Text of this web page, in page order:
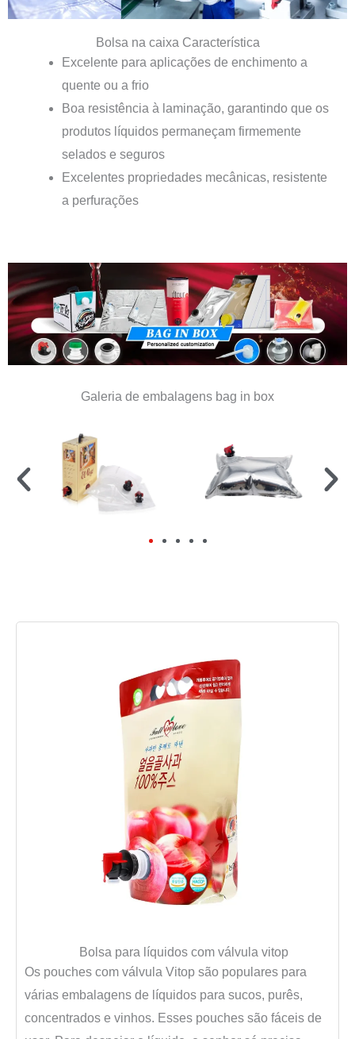
Bolsa na caixa Característica
Excelente para aplicações de enchimento a
quente ou a frio
Boa resistência à laminação, garantindo que os
produtos líquidos permaneçam firmemente
selados e seguros
Excelentes propriedades mecânicas, resistente
a perfurações
Galeria de embalagens bag in box
Bolsa para líquidos com válvula vitop
Os pouches com válvula Vitop são populares para
várias embalagens de líquidos para sucos, purês,
concentrados e vinhos. Esses pouches são fáceis de